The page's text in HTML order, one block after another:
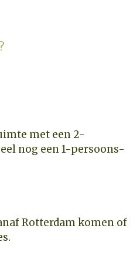
met een 2-
nog een 1-persoons-
Rotterdam komen of